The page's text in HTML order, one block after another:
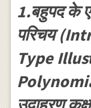
1.बहुपद के
परिचय
Type